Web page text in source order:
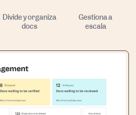
Divide y organiza
docs
Gestiona a
escala